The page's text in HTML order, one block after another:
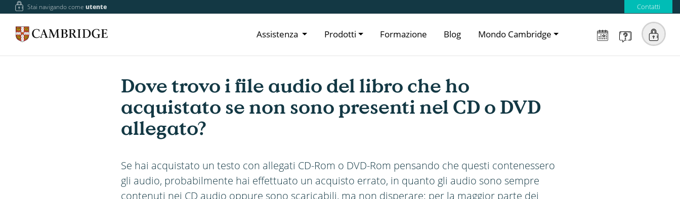
Stai navigando comeutente Contatti
Assistenza Prodotti Formazione Blog Mondo Cambridge
Dove trovo i file audio del libro che ho
acquistato se non sono presenti nel CD o DVD
allegato?
Se hai acquistato un testo con allegati CD-Rom o DVD-Rom pensando che questi contenessero
gli audio, probabilmente hai effettuato un acquisto errato, in quanto gli audio sono sempre
contenuti nei CD audio oppure sono scaricabili, ma non disperare: per la maggior parte dei